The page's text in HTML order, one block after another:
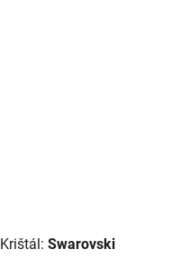
Krištál: Swarovski